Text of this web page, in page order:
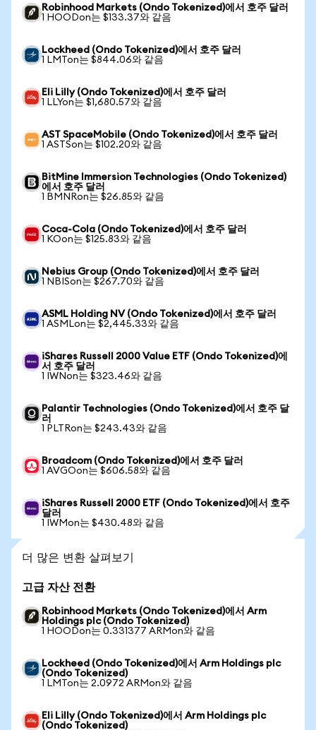
Robinhood Markets (Ondo Tokenized)에서 호주 달러
1 HOODon는 $133.37와 같음
Lockheed (Ondo Tokenized)에서 호주 달러
1 LMTon는 $844.06와 같음
Eli Lilly (Ondo Tokenized)에서 호주 달러
1 LLYon는 $1,680.57와 같음
AST SpaceMobile (Ondo Tokenized)에서 호주 달러
1 ASTSon는 $102.20와 같음
BitMine Immersion Technologies (Ondo Tokenized)
에서 호주 달러
1 BMNRon는 $26.85와 같음
Coca-Cola (Ondo Tokenized)에서 호주 달러
1 KOon는 $125.83와 같음
Nebius Group (Ondo Tokenized)에서 호주 달러
1 NBISon는 $267.70와 같음
ASML Holding NV (Ondo Tokenized)에서 호주 달러
1 ASMLon는 $2,445.33와 같음
iShares Russell 2000 Value ETF (Ondo Tokenized)에
서 호주 달러
1 IWNon는 $323.46와 같음
Palantir Technologies (Ondo Tokenized)에서 호주 달
러
1 PLTRon는 $243.43와 같음
Broadcom (Ondo Tokenized)에서 호주 달러
1 AVGOon는 $606.58와 같음
iShares Russell 2000 ETF (Ondo Tokenized)에서 호주
달러
1 IWMon는 $430.48와 같음
더 많은 변환 살펴보기
고급 자산 전환
Robinhood Markets (Ondo Tokenized)에서 Arm
Holdings plc (Ondo Tokenized)
1 HOODon는 0.331377 ARMon와 같음
Lockheed (Ondo Tokenized)에서 Arm Holdings plc
(Ondo Tokenized)
1 LMTon는 2.0972 ARMon와 같음
Eli Lilly (Ondo Tokenized)에서 Arm Holdings plc
(Ondo Tokenized)